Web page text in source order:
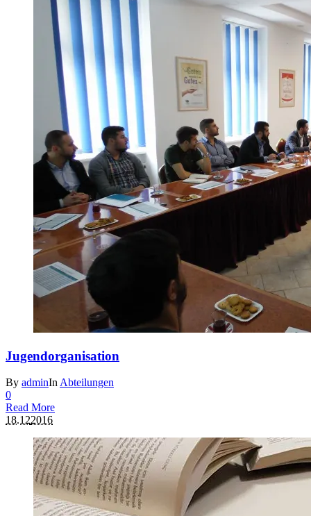
Jugendorganisation
By adminIn Abteilungen
0
Read More
18.122016